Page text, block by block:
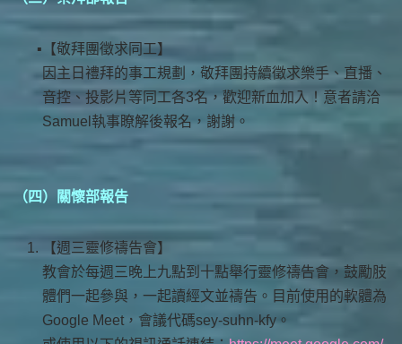
【敬拜團徵求同工】
因主日禮拜的事工規劃，敬拜團持續徵求樂手、直播、
音控、投影片等同工各3名，歡迎新血加入！意者請洽
Samuel執事瞭解後報名，謝謝。
（四）關懷部報告
【週三靈修禱告會】
教會於每週三晚上九點到十點舉行靈修禱告會，鼓勵肢
體們一起參與，一起讀經文並禱告。目前使用的軟體為
Google Meet，會議代碼sey-suhn-kfy。